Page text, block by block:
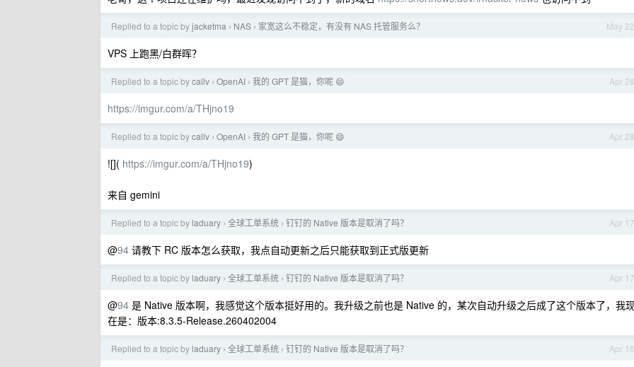
May 22
Replied to a topic byjacketma › NAS › 家宽这么不稳定，有没有 NAS 托管服务么？
VPS 上跑黑/白群晖？
Apr 28
Replied to a topic bycallv › OpenAI › 我的 GPT 是猫，你呢 😄
https://imgur.com/a/THjno19
Apr 28
Replied to a topic bycallv › OpenAI › 我的 GPT 是猫，你呢 😄
![]( https://imgur.com/a/THjno19)
来自 gemini
Apr 17
Replied to a topic by laduary › 全球工单系统 › 钉钉的 Native 版本是取消了吗？
@94 请教下 RC 版本怎么获取，我点自动更新之后只能获取到正式版更新
Apr 17
Replied to a topic by laduary › 全球工单系统 › 钉钉的 Native 版本是取消了吗？
@94 是 Native 版本啊，我感觉这个版本挺好用的。我升级之前也是 Native 的，某次自动升级之后成了这个版本了，我
在是：版本:8.3.5-Release.260402004
Apr 16
Replied to a topic by laduary › 全球工单系统 › 钉钉的 Native 版本是取消了吗？